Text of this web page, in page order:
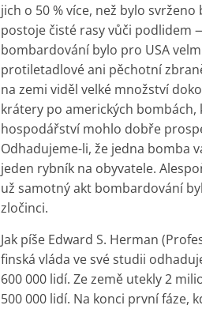
jich o 50 % více, než bylo
postoje čisté rasy vůči podlidem
bombardování bylo pro USA
protiletadlové ani pěchotní
na zemi viděl velké množství
krátery po amerických bombách,
hospodářství mohlo dobře
Odhadujeme-li, že jedna bomba
jeden rybník na obyvatele.
už samotný akt bombardování
zločinci.
Jak píše Edward S. Herman
finská vláda ve své studii
600 000 lidí. Ze země utekly 2
500 000 lidí. Na konci první fáze,